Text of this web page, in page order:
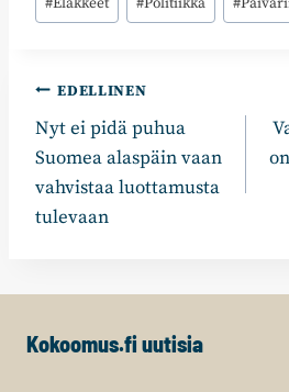
#Eläkkeet #Politiikka #
Artikkelien
selaus
EDELLINEN
Nyt ei pidä puhua
Suomea alaspäin vaan
vahvistaa luottamusta
tulevaan
Kokoomus.fi uutisia